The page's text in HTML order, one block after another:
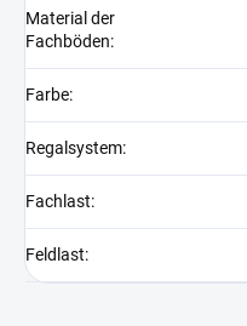
Material der
Fachböden:
Farbe:
Regalsystem:
Fachlast:
Feldlast: